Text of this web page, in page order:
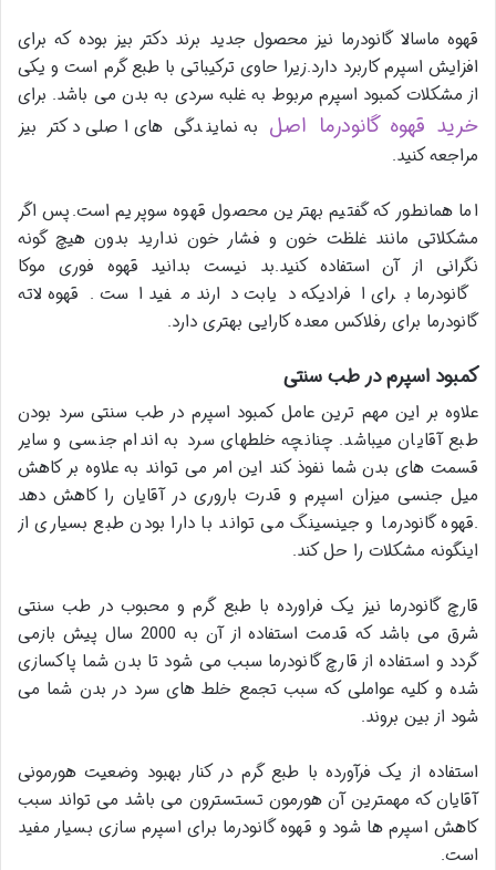
قهوه ماسالا گانودرما نیز محصول جدید برند دکتر بیز بوده که برای
افزایش اسپرم کاربرد دارد.زیرا حاوی ترکیباتی با طبع گرم است و یکی
از مشکلات کمبود اسپرم مربوط به غلبه سردی به بدن می باشد. برای
خرید قهوه گانودرما اصل به نمایندگی های اصلی دکتر بیز
مراجعه کنید.
اما همانطور که گفتیم بهترین محصول قهوه سوپریم است.پس اگر
مشکلاتی مانند غلظت خون و فشار خون ندارید بدون هیچ گونه
نگرانی از آن استفاده کنید.بد نیست بدانید قهوه فوری موکا
گانودرما برای افرادیکه دیابت دارند مفید است .قهوه لاته
گانودرما برای رفلاکس معده کارایی بهتری دارد.
کمبود اسپرم در طب سنتی
علاوه بر این مهم ترین عامل کمبود اسپرم در طب سنتی سرد بودن
طبع آقایان میباشد. چنانچه خلطهای سرد به اندام جنسی و سایر
قسمت های بدن شما نفوذ کند این امر می تواند به علاوه بر کاهش
میل جنسی میزان اسپرم و قدرت باروری در آقایان را کاهش دهد
.قهوه گانودرما و جینسینگ می تواند با دارا بودن طبع بسیاری از
اینگونه مشکلات را حل کند.
قارچ گانودرما نیز یک فراورده با طبع گرم و محبوب در طب سنتی
شرق می باشد که قدمت استفاده از آن به 2000 سال پیش بازمی
گردد و استفاده از قارچ گانودرما سبب می شود تا بدن شما پاکسازی
شده و کلیه عواملی که سبب تجمع خلط های سرد در بدن شما می
شود از بین بروند.
استفاده از یک فرآورده با طبع گرم در کنار بهبود وضعیت هورمونی
آقایان که مهمترین آن هورمون تستسترون می باشد می تواند سبب
کاهش اسپرم ها شود و قهوه گانودرما برای اسپرم سازی بسیار مفید
است.